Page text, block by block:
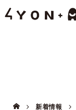
新着情報